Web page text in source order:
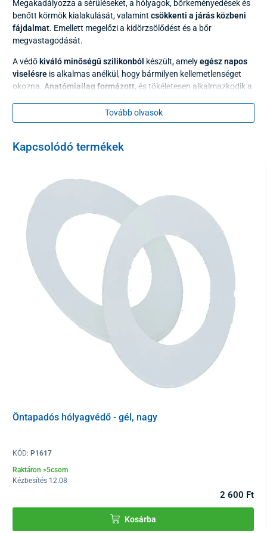
Megakadályozza a sérüléseket, a hólyagok, bőrkeményedések és
benőtt körmök kialakulását, valamint csökkenti a járás közbeni
fájdalmat. Emellett megelőzi a kidörzsölődést és a bőr
megvastagodását.
A védőkiváló minőségű szilikonból készült, amelyegész napos
viselésre is alkalmas anélkül, hogy bármilyen kellemetlenséget
okozna. Anatómiailag formázott, és tökéletesen alkalmazkodik a
közben egyáltalán nem zavaró.
langyos vízzel mosható és szárítható.
univerzális jobb és bal lábra
Anyag
tiszta szilikon
Csomagolás
2 db
Tovább olvasok
Kapcsolódó termékek
Öntapadós hólyagvédő - gél, nagy
KÓD: P1617
Raktáron >5csom
Kézbesítés 12.08
2 600 Ft
Kosárba